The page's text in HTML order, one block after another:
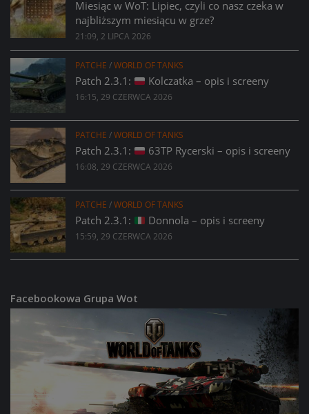
Miesiąc w WoT: Lipiec, czyli co nasz czeka w
najbliższym miesiącu w grze?
21:09, 2 LIPCA 2026
PATCHE /WORLD OF TANKS
Patch 2.3.1: Kolczatka – opis i screeny
16:15, 29 CZERWCA 2026
PATCHE /WORLD OF TANKS
Patch 2.3.1: 63TP Rycerski – opis i screeny
16:08, 29 CZERWCA 2026
PATCHE /WORLD OF TANKS
Patch 2.3.1: Donnola – opis i screeny
15:59, 29 CZERWCA 2026
Facebookowa Grupa Wot